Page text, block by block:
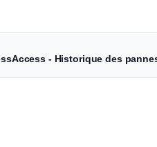
- Historique des